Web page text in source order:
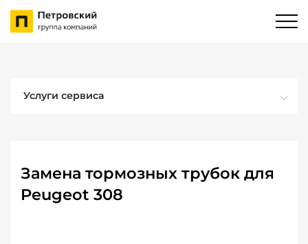
Услуги сервиса
Замена тормозных трубок для
Peugeot 308